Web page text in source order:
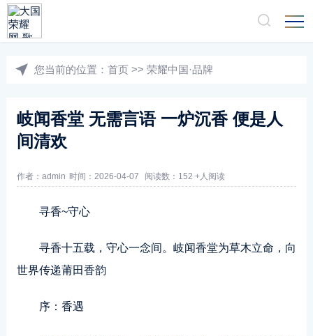
您当前的位置： 首页 >> 荣耀中国·品牌
岐闻香堂 无需言语 一炉沉香 便是人
间清欢
作者：admin 时间：2026-04-07 阅读数：152 +人阅读
寻香~守心
寻香十五载，守心一念间。岐闻香堂为草木立命，向
世界传递莆田香韵
序：香遇